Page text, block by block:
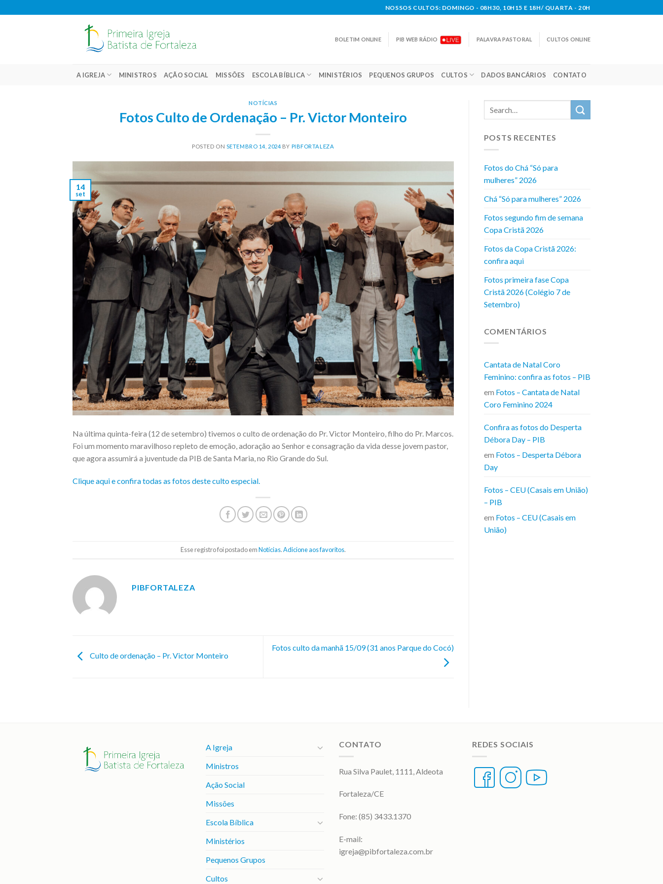
to
NOSSOS CULTOS: DOMINGO - 08H30, 10H15 E 18H/ QUARTA - 20H
BOLETIM ONLINE PIB WEB RÁDIO PALAVRA PASTORAL CULTOS ONLINE
A IGREJA MINISTROS AÇÃO SOCIAL MISSÕES ESCOLA BÍBLICA MINISTÉRIOS PEQUENOS GRUPOS CULTOS DADOS BANCÁRIOS CONTATO
NOTÍCIAS
Fotos Culto de Ordenação – Pr. Victor Monteiro
POSTED ON SETEMBRO 14, 2024BY PIBFORTALEZA
14
set
Na última quinta-feira (12 de setembro) tivemos o culto de ordenação do Pr. Victor Monteiro, filho do Pr. Marcos.
Foi um momento maravilhoso repleto de emoção, adoração ao Senhor e consagração da vida desse jovem pastor,
que agora assumirá a juventude da PIB de Santa Maria, no Rio Grande do Sul.
Clique aqui e confira todas as fotos deste culto especial.
Esse registro foi postado emNotícias.Adicione aos favoritos.
PIBFORTALEZA
Culto de ordenação – Pr. Victor Monteiro
Fotos culto da manhã 15/09 (31 anos Parque do Cocó)
POSTS RECENTES
Fotos do Chá “Só para
mulheres” 2026
Chá “Só para mulheres” 2026
Fotos segundo fim de semana
Copa Cristã 2026
Fotos da Copa Cristã 2026:
confira aqui
Fotos primeira fase Copa
Cristã 2026 (Colégio 7 de
Setembro)
COMENTÁRIOS
Cantata de Natal Coro
Feminino: confira as fotos – PIB
em Fotos – Cantata de Natal
Coro Feminino 2024
Confira as fotos do Desperta
Débora Day – PIB
em Fotos – Desperta Débora
Day
Fotos – CEU (Casais em União)
– PIB
em Fotos – CEU (Casais em
União)
A Igreja
Ministros
Ação Social
Missões
Escola Bíblica
Ministérios
Pequenos Grupos
Cultos
CONTATO
Rua Silva Paulet, 1111, Aldeota
Fortaleza/CE
Fone: (85) 3433.1370
E-mail:
igreja@pibfortaleza.com.br
REDES SOCIAIS